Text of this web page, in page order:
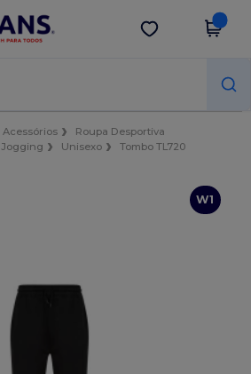
na app!
Obter app
Acessórios
Roupa Desportiva
Jogging Unisexo Tombo TL720
W1